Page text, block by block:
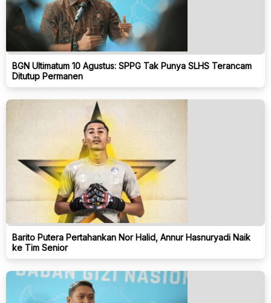
BGN Ultimatum 10 Agustus: SPPG Tak Punya SLHS Terancam
Ditutup Permanen
Barito Putera Pertahankan Nor Halid, Annur Hasnuryadi Naik
ke Tim Senior